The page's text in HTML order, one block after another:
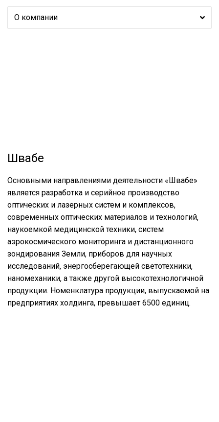
О компании
Швабе
Основными направлениями деятельности «Швабе»
является разработка и серийное производство
оптических и лазерных систем и комплексов,
современных оптических материалов и технологий,
наукоемкой медицинской техники, систем
аэрокосмического мониторинга и дистанционного
зондирования Земли, приборов для научных
исследований, энергосберегающей светотехники,
наномеханики, а также другой высокотехнологичной
продукции. Номенклатура продукции, выпускаемой на
предприятиях холдинга, превышает 6500 единиц.